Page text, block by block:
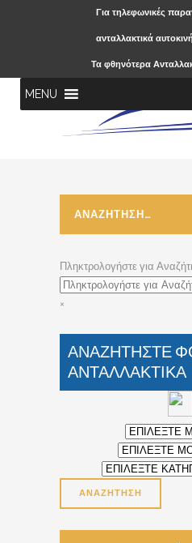
Για τηλεφωνικές
ανταλλακτικά
Τα φθηνότερα
MENU
ΑΝΑΖΗΤΗΣΗ…
Πληκτρολογήστε για
×
ΑΝΑΖΗΤΗΣΤΕ
ΑΝΤΑΛΛΑΚΤΙΚΑ